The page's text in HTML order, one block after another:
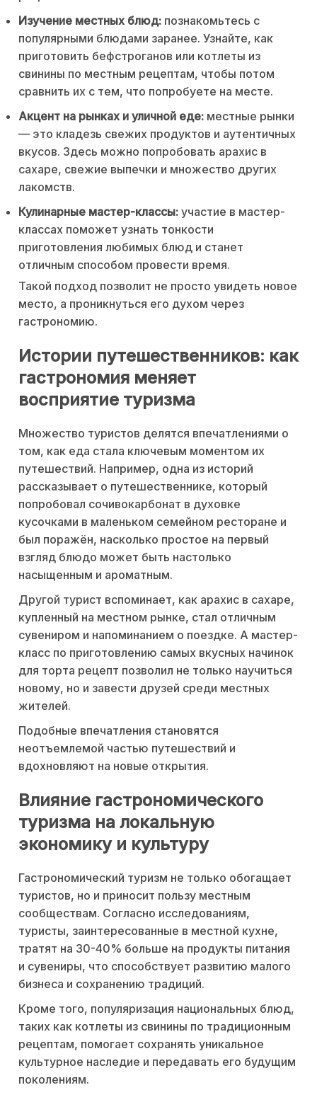
Изучение местных блюд: познакомьтесь с
популярными блюдами заранее. Узнайте, как
приготовить бефстроганов или котлеты из
свинины по местным рецептам, чтобы потом
сравнить их с тем, что попробуете на месте.
Акцент на рынках и уличной еде: местные рынки
— это кладезь свежих продуктов и аутентичных
вкусов. Здесь можно попробовать арахис в
сахаре, свежие выпечки и множество других
лакомств.
Кулинарные мастер-классы: участие в мастер-
классах поможет узнать тонкости
приготовления любимых блюд и станет
отличным способом провести время.
Такой подход позволит не просто увидеть новое
место, а проникнуться его духом через
гастрономию.
Истории путешественников: как
гастрономия меняет
восприятие туризма
Множество туристов делятся впечатлениями о
том, как еда стала ключевым моментом их
путешествий. Например, одна из историй
рассказывает о путешественнике, который
попробовал сочивокарбонат в духовке
кусочками в маленьком семейном ресторане и
был поражён, насколько простое на первый
взгляд блюдо может быть настолько
насыщенным и ароматным.
Другой турист вспоминает, как арахис в сахаре,
купленный на местном рынке, стал отличным
сувениром и напоминанием о поездке. А мастер-
класс по приготовлению самых вкусных начинок
для торта рецепт позволил не только научиться
новому, но и завести друзей среди местных
жителей.
Подобные впечатления становятся
неотъемлемой частью путешествий и
вдохновляют на новые открытия.
Влияние гастрономического
туризма на локальную
экономику и культуру
Гастрономический туризм не только обогащает
туристов, но и приносит пользу местным
сообществам. Согласно исследованиям,
туристы, заинтересованные в местной кухне,
тратят на 30-40% больше на продукты питания
и сувениры, что способствует развитию малого
бизнеса и сохранению традиций.
Кроме того, популяризация национальных блюд,
таких как котлеты из свинины по традиционным
рецептам, помогает сохранять уникальное
культурное наследие и передавать его будущим
поколениям.